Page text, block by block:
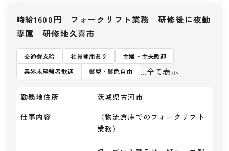
時給1600円 フォークリフト業務 研修後に夜勤
専属 研修地久喜市
交通費支給 社員登用あり
主婦・主夫歓迎
業界未経験者歓迎
髪型・髪色自由 ...全て表示
勤務地住所
茨城県古河市
仕事内容
〈物流倉庫でのフォークリフト
業務）